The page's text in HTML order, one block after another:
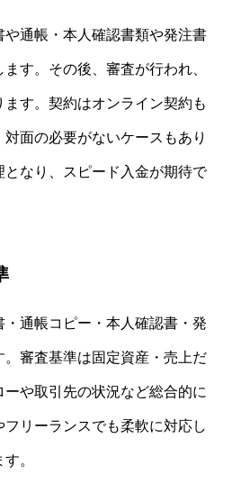
や通帳・本人確認書類や発注書
す。その後、審査が行われ、
す。契約はオンライン契約も
面の必要がないケースもあり
となり、スピード入金が期待で
通帳コピー・本人確認書・発
審査基準は固定資産・売上だ
や取引先の状況など総合的に
リーランスでも柔軟に対応し
。